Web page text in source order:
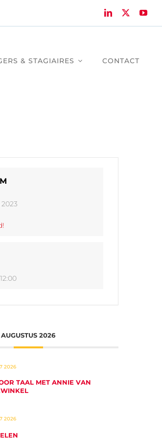
& STAGIAIRES CONTACT
AUGUSTUS 2026
2026
TAAL MET ANNIE VAN
2026